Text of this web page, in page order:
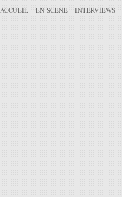
ACCUEIL EN SCÈNE INTERVIEWS